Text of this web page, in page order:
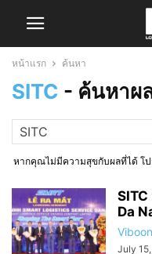
หน้าแรก ค้นหา
SITC - ค้นหาผ
หากคุณไม่มีความสุขกับผลที่ได้ โ
Da
July